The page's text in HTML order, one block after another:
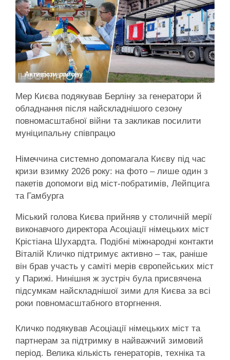
Активісти району
Мер Києва подякував Берліну за генератори й
обладнання після найскладнішого сезону
повномасштабної війни та закликав посилити
муніципальну співпрацю
Німеччина системно допомагала Києву під час
кризи взимку 2026 року: на фото – лише один з
пакетів допомоги від міст-побратимів, Лейпцига
та Гамбурга
Міський голова Києва прийняв у столичній мерії
виконавчого директора Асоціації німецьких міст
Крістіана Шухардта. Подібні міжнародні контакти
Віталій Кличко підтримує активно – так, раніше
він брав участь у саміті мерів європейських міст
у Парижі. Нинішня ж зустріч була присвячена
підсумкам найскладнішої зими для Києва за всі
роки повномасштабного вторгнення.
Кличко подякував Асоціації німецьких міст та
партнерам за підтримку в найважчий зимовий
період. Велика кількість генераторів, техніка та